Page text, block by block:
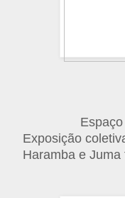
Exposição
Haramba e